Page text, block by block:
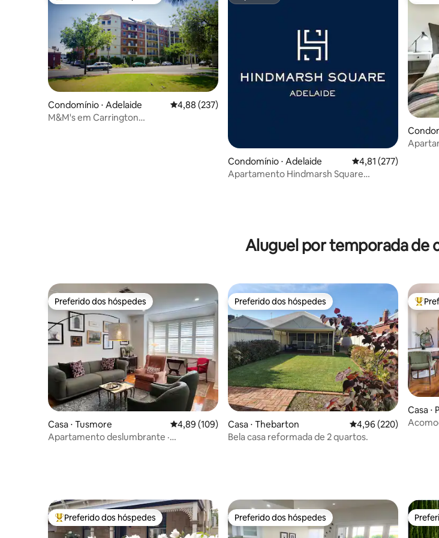
Condomínio ⋅ Adelaide 4,88 de uma avaliação média de 5, 237 avaliações
4,88 (237)
M&M's em Carrington
Condomínio ⋅ Adelaide 4,81 de uma
4,81 (277)
Apartamento Hindmarsh Square
e
Aluguel por temporada de
Preferido dos hóspedes
Preferido dos hóspedes
Casa ⋅ Tusmore 4,89 de uma avaliação média de 5, 109 avaliações
4,89 (109)
Apartamento deslumbrante ·
Preferido dos hóspedes
Preferido dos hóspedes
Casa ⋅ Thebarton 4,96 de uma
4,96 (220)
Bela casa reformada de 2 quartos.
Entre
Casa ⋅
Entre os melhores preferidos dos hóspedes
Preferido dos hóspedes Preferido dos hóspedes
Preferido dos hóspedes